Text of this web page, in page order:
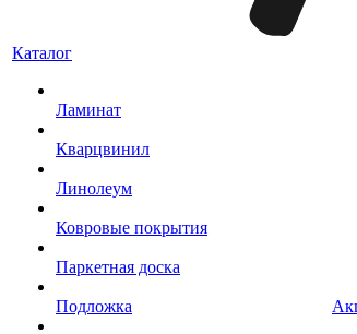
Каталог
Ламинат
Кварцвинил
Линолеум
Ковровые покрытия
Паркетная доска
Подложка